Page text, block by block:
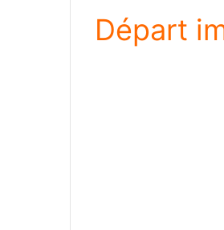
Départ